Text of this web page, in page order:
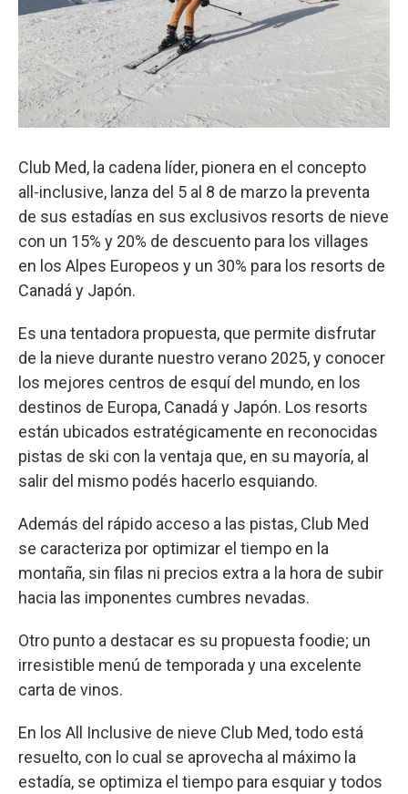
Club Med, la cadena líder, pionera en el concepto
all-inclusive, lanza del 5 al 8 de marzo la preventa
de sus estadías en sus exclusivos resorts de nieve
con un 15% y 20% de descuento para los villages
en los Alpes Europeos y un 30% para los resorts de
Canadá y Japón.
Es una tentadora propuesta, que permite disfrutar
de la nieve durante nuestro verano 2025, y conocer
los mejores centros de esquí del mundo, en los
destinos de Europa, Canadá y Japón. Los resorts
están ubicados estratégicamente en reconocidas
pistas de ski con la ventaja que, en su mayoría, al
salir del mismo podés hacerlo esquiando.
Además del rápido acceso a las pistas, Club Med
se caracteriza por optimizar el tiempo en la
montaña, sin filas ni precios extra a la hora de subir
hacia las imponentes cumbres nevadas.
Otro punto a destacar es su propuesta foodie; un
irresistible menú de temporada y una excelente
carta de vinos.
En los All Inclusive de nieve Club Med, todo está
resuelto, con lo cual se aprovecha al máximo la
estadía, se optimiza el tiempo para esquiar y todos